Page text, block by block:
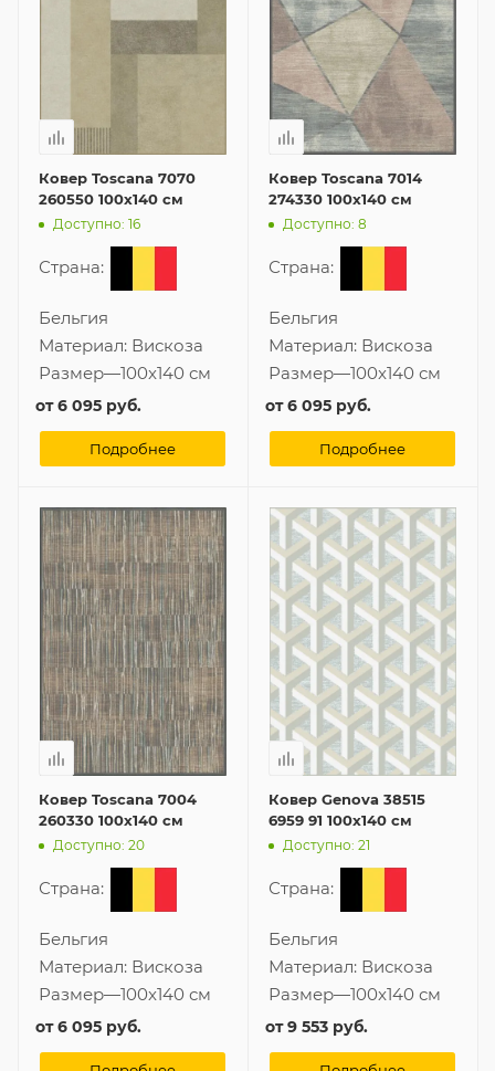
Ковер Toscana 7070
260550 100x140 см
Доступно: 16
Страна:
Бельгия
Материал: Вискоза
Размер—100x140 см
от6 095 руб.
Подробнее
Ковер Toscana 7014
274330 100x140 см
Доступно: 8
Страна:
Бельгия
Материал: Вискоза
Размер—100x140 см
от6 095 руб.
Подробнее
Ковер Toscana 7004
260330 100x140 см
Доступно: 20
Страна:
Бельгия
Материал: Вискоза
Размер—100x140 см
от6 095 руб.
Ковер Genova 38515
6959 91 100x140 см
Доступно: 21
Страна:
Бельгия
Материал: Вискоза
Размер—100x140 см
от9 553 руб.